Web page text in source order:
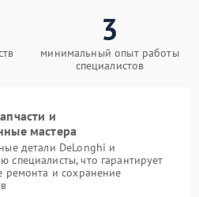
3
минимальный опыт работы
специалистов
и
мастера
детали DeLonghi и
что гарантирует
ремонта и сохранение